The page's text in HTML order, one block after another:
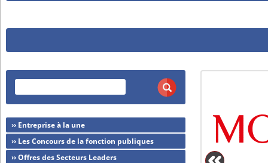
›› Entreprise à la une
›› Les Concours de la fonction publiques
›› Offres des Secteurs Leaders